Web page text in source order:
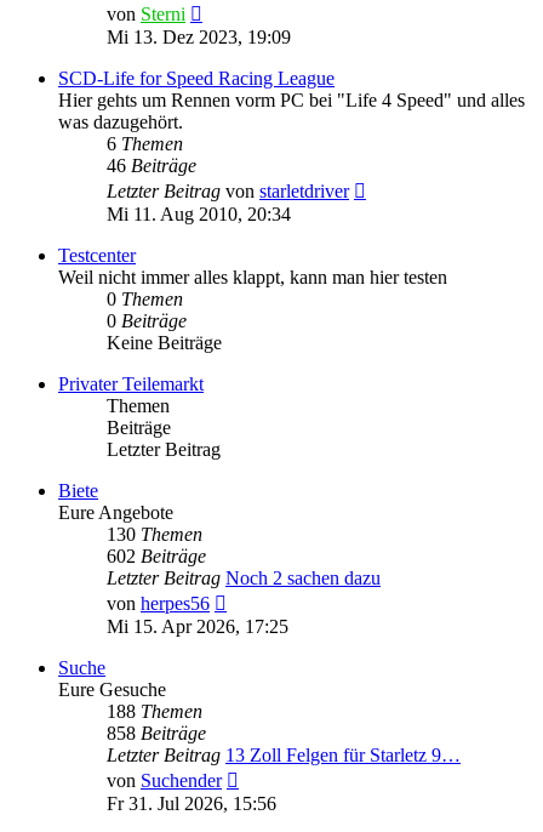
von Sterni
Beitrag
Mi 13. Dez 2023, 19:09
SCD-Life for Speed Racing League
Hier gehts um Rennen vorm PC bei "Life 4 Speed" und alles
was dazugehört.
6 Themen
46 Beiträge
Letzter Beitrag von starletdriver
Mi 11. Aug 2010, 20:34
Testcenter
Weil nicht immer alles klappt, kann man hier testen
0 Themen
0 Beiträge
Keine Beiträge
Privater Teilemarkt
Themen
Beiträge
Letzter Beitrag
Biete
Eure Angebote
130 Themen
602 Beiträge
Letzter Beitrag Noch 2 sachen dazu
von herpes56
Beitrag
Mi 15. Apr 2026, 17:25
Suche
Eure Gesuche
188 Themen
858 Beiträge
Letzter Beitrag 13 Zoll Felgen für Starletz 9…
von Suchender
Beitrag
Fr 31. Jul 2026, 15:56